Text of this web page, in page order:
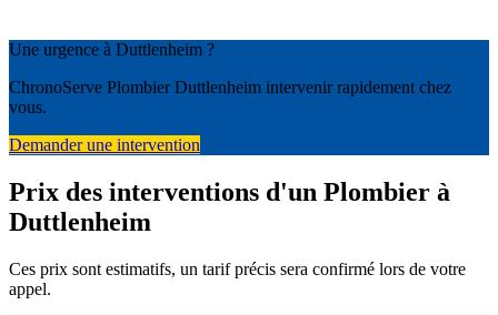
Une urgence à Duttlenheim ?
ChronoServe Plombier Duttlenheim intervenir rapidement chez
vous.
Demander une intervention
Prix des interventions d'un Plombier à
Duttlenheim
Ces prix sont estimatifs, un tarif précis sera confirmé lors de votre
appel.